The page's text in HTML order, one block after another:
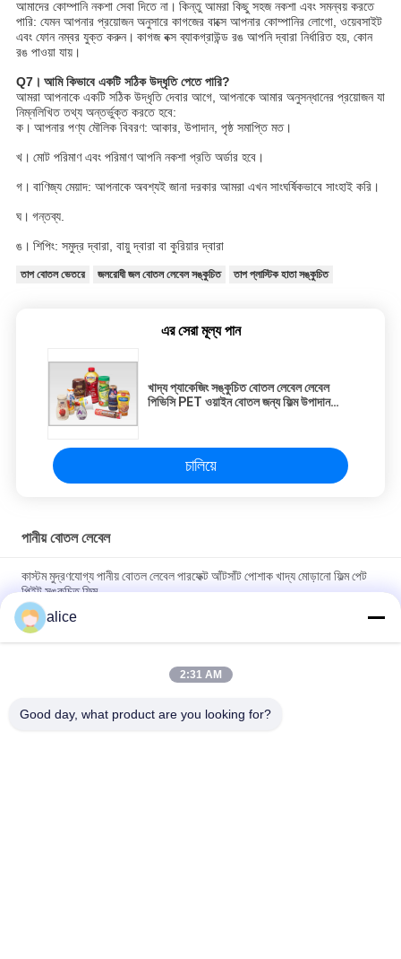
আমাদের কোম্পানি নকশা সেবা দিতে না। কিন্তু আমরা কিছু সহজ নকশা এবং সমন্বয় করতে
পারি: যেমন আপনার প্রয়োজন অনুসারে কাগজের বাক্সে আপনার কোম্পানির লোগো, ওয়েবসাইট
এবং ফোন নম্বর যুক্ত করুন। কাগজ বক্স ব্যাকগ্রাউন্ড রঙ আপনি দ্বারা নির্ধারিত হয়, কোন
রঙ পাওয়া যায়।
Q7। আমি কিভাবে একটি সঠিক উদ্ধৃতি পেতে পারি?
আমরা আপনাকে একটি সঠিক উদ্ধৃতি দেবার আগে, আপনাকে আমার অনুসন্ধানের প্রয়োজন যা
নিম্নলিখিত তথ্য অন্তর্ভুক্ত করতে হবে:
ক। আপনার পণ্য মৌলিক বিবরণ: আকার, উপাদান, পৃষ্ঠ সমাপ্তি মত।
খ। মোট পরিমাণ এবং পরিমাণ আপনি নকশা প্রতি অর্ডার হবে।
গ। বাণিজ্য মেয়াদ: আপনাকে অবশ্যই জানা দরকার আমরা এখন সাংঘর্ষিকভাবে সাংহাই করি।
ঘ। গন্তব্য.
ঙ। শিপিং: সমুদ্র দ্বারা, বায়ু দ্বারা বা কুরিয়ার দ্বারা
তাপ বোতল ভেতরে জলরোধী জল বোতল লেবেল সঙ্কুচিত তাপ প্লাস্টিক হাতা সঙ্কুচিত
এর সেরা মূল্য পান
খাদ্য প্যাকেজিং সঙ্কুচিত বোতল লেবেল লেবেল
পিভিসি PET ওয়াইন বোতল জন্য ফিল্ম উপাদান
চালিয়ে
পানীয় বোতল লেবেল
কাস্টম মুদ্রণযোগ্য পানীয় বোতল লেবেল পারফেক্ট আঁটসাঁট পোশাক খাদ্য মোড়ানো ফিল্ম পেট
পিইট সঙ্কুচিত ফিল্ম
খাদ্য প্যাকেজিং সঙ্কুচিত বোতল লেবেল লেবেল পিভিসি PET ওয়াইন বোতল জন্য ফিল্ম
উপাদান সঙ্কুচিত
পিইটি পানীয় বোতল লেবেল, পুনর্ব্যবহারযোগ্য তাপ প্যাকেজিং 30mic থেকে 50mic বেধ
alice
2:31 AM
Good day, what product are you looking for?